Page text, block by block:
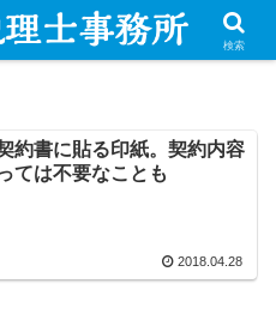
約書に貼る印紙。契約内容
ては不要なことも
2018.04.28
検索